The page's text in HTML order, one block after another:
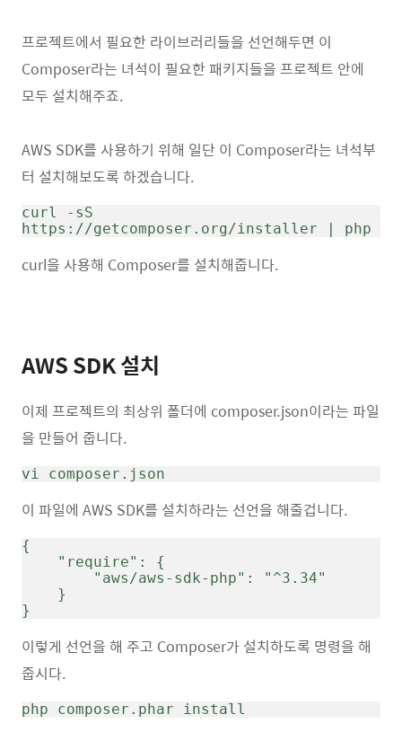
프로젝트에서 필요한 라이브러리들을 선언해두면 이
Composer라는 녀석이 필요한 패키지들을 프로젝트 안에
모두 설치해주죠.
AWS SDK를 사용하기 위해 일단 이 Composer라는 녀석부
터 설치해보도록 하겠습니다.
curl -sS
https://getcomposer.org/installer | php
curl을 사용해 Composer를 설치해줍니다.
AWS SDK 설치
이제 프로젝트의 최상위 폴더에 composer.json이라는 파일
을 만들어 줍니다.
vi composer.json
이 파일에 AWS SDK를 설치하라는 선언을 해줄겁니다.
{
    "require": {
        "aws/aws-sdk-php": "^3.34"
    }
}
이렇게 선언을 해 주고 Composer가 설치하도록 명령을 해
줍시다.
php composer.phar install